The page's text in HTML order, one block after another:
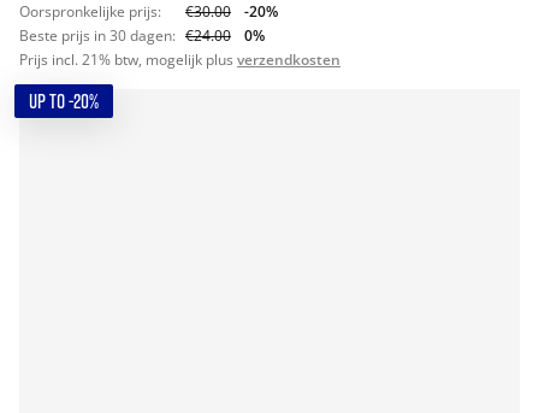
Oorspronkelijke prijs: €30.00
-20%
Beste prijs in 30 dagen: €24.00
0%
Prijs incl. 21% btw, mogelijk plus verzendkosten
UP TO -20%